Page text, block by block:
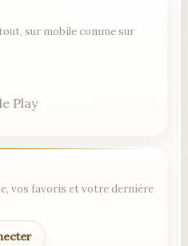
sur mobile comme sur
vos favoris et votre dernière